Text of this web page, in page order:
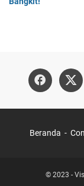
Beranda
© 2023 -